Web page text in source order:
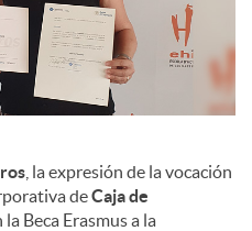
, la expresión de la vocación
deCaja de
la Beca Erasmus a la